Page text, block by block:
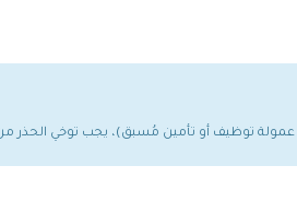
عمولة توظيف أو تأمين مُسبق)، يجب توخي الحذر